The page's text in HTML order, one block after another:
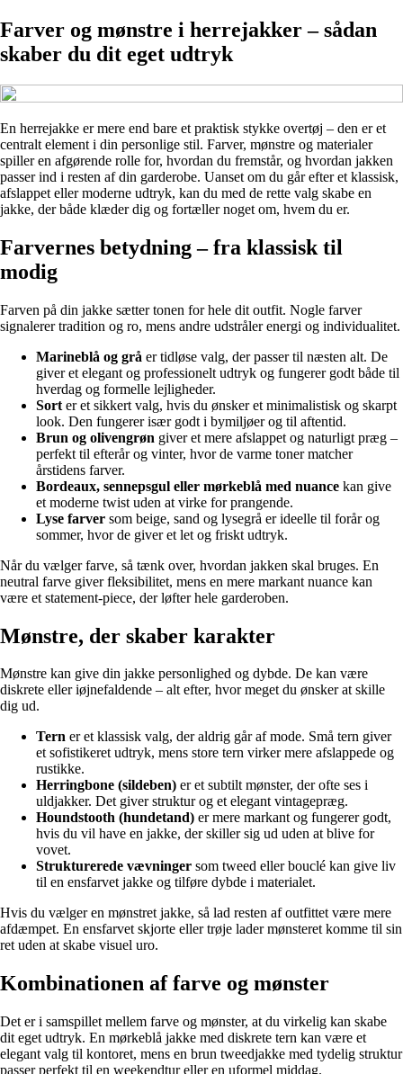
Farver og mønstre i herrejakker – sådan
skaber du dit eget udtryk
En herrejakke er mere end bare et praktisk stykke overtøj – den er et
centralt element i din personlige stil. Farver, mønstre og materialer
spiller en afgørende rolle for, hvordan du fremstår, og hvordan jakken
passer ind i resten af din garderobe. Uanset om du går efter et klassisk,
afslappet eller moderne udtryk, kan du med de rette valg skabe en
jakke, der både klæder dig og fortæller noget om, hvem du er.
Farvernes betydning – fra klassisk til
modig
Farven på din jakke sætter tonen for hele dit outfit. Nogle farver
signalerer tradition og ro, mens andre udstråler energi og individualitet.
Marineblå og grå er tidløse valg, der passer til næsten alt. De
giver et elegant og professionelt udtryk og fungerer godt både til
hverdag og formelle lejligheder.
Sort er et sikkert valg, hvis du ønsker et minimalistisk og skarpt
look. Den fungerer især godt i bymiljøer og til aftentid.
Brun og olivengrøn giver et mere afslappet og naturligt præg –
perfekt til efterår og vinter, hvor de varme toner matcher
årstidens farver.
Bordeaux, sennepsgul eller mørkeblå med nuance kan give
et moderne twist uden at virke for prangende.
Lyse farver som beige, sand og lysegrå er ideelle til forår og
sommer, hvor de giver et let og friskt udtryk.
Når du vælger farve, så tænk over, hvordan jakken skal bruges. En
neutral farve giver fleksibilitet, mens en mere markant nuance kan
være et statement-piece, der løfter hele garderoben.
Mønstre, der skaber karakter
Mønstre kan give din jakke personlighed og dybde. De kan være
diskrete eller iøjnefaldende – alt efter, hvor meget du ønsker at skille
dig ud.
Tern er et klassisk valg, der aldrig går af mode. Små tern giver
et sofistikeret udtryk, mens store tern virker mere afslappede og
rustikke.
Herringbone (sildeben) er et subtilt mønster, der ofte ses i
uldjakker. Det giver struktur og et elegant vintagepræg.
Houndstooth (hundetand) er mere markant og fungerer godt,
hvis du vil have en jakke, der skiller sig ud uden at blive for
vovet.
Strukturerede vævninger som tweed eller bouclé kan give liv
til en ensfarvet jakke og tilføre dybde i materialet.
Hvis du vælger en mønstret jakke, så lad resten af outfittet være mere
afdæmpet. En ensfarvet skjorte eller trøje lader mønsteret komme til sin
ret uden at skabe visuel uro.
Kombinationen af farve og mønster
Det er i samspillet mellem farve og mønster, at du virkelig kan skabe
dit eget udtryk. En mørkeblå jakke med diskrete tern kan være et
elegant valg til kontoret, mens en brun tweedjakke med tydelig struktur
passer perfekt til en weekendtur eller en uformel middag.